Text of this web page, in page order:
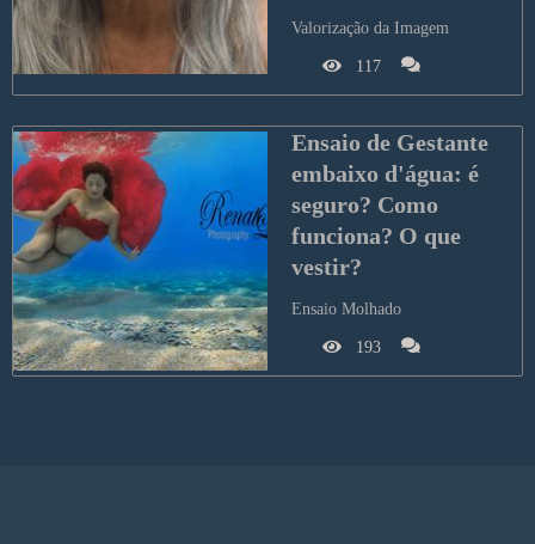
Valorização da Imagem
117
Ensaio de Gestante
embaixo d'água: é
seguro? Como
funciona? O que
vestir?
Ensaio Molhado
193